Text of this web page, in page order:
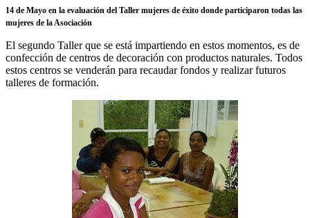
14 de Mayo en la evaluación del Taller mujeres de éxito donde participaron todas las
mujeres de la Asociación
El segundo Taller que se está impartiendo en estos momentos, es de
confección de centros de decoración con productos naturales. Todos
estos centros se venderán para recaudar fondos y realizar futuros
talleres de formación.